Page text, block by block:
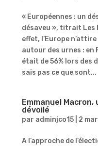
« Européennes : un
désaveu », titrait Les
effet, l’Europe
autour des urnes : en
était de 56% lors des
sais pas ce que sont...
Emmanuel
dévoilé
par adminjco15| 2
A l’approche de